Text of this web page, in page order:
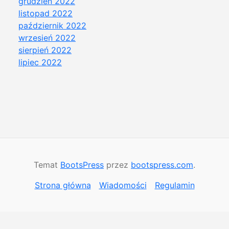
listopad 2022
październik 2022
wrzesień 2022
sierpień 2022
lipiec 2022
Temat BootsPress przez bootspress.com.
Strona główna
Wiadomości Regulamin